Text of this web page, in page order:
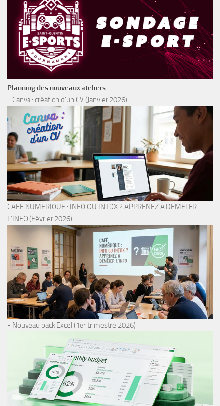
Planning des nouveaux ateliers
- Canva : création d'un CV (Janvier 2026)
CAFÉ NUMÉRIQUE : INFO OU INTOX ? APPRENEZ À DÉMÊLER
L’INFO (Février 2026)
- Nouveau pack Excel (1er trimestre 2026)